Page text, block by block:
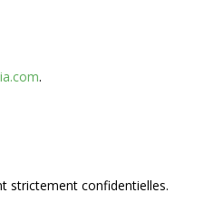
.
strictement confidentielles.